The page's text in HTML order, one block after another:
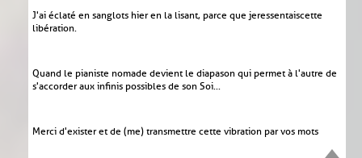
J'ai éclaté en sanglots hier en la lisant, parce que je ressentais cette
libération.
Quand le pianiste nomade devient le diapason qui permet à l'autre de
s'accorder aux infinis possibles de son Soi...
Merci d'exister et de (me) transmettre cette vibration par vos mots